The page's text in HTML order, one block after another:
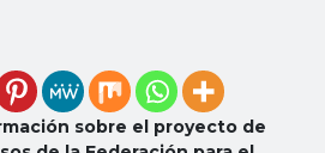
sobre el proyecto de